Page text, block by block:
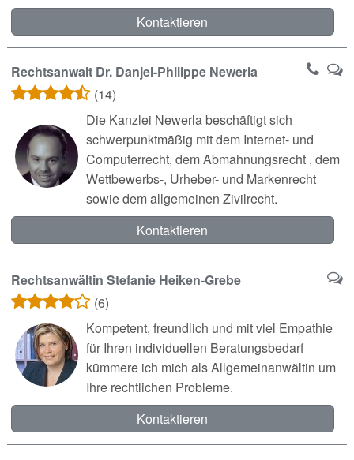
Kontaktieren
Rechtsanwalt Dr. Danjel-Philippe Newerla
(14)
Die Kanzlei Newerla beschäftigt sich
schwerpunktmäßig mit dem Internet- und
Computerrecht, dem Abmahnungsrecht , dem
Wettbewerbs-, Urheber- und Markenrecht
sowie dem allgemeinen Zivilrecht.
Kontaktieren
Rechtsanwältin Stefanie Heiken-Grebe
(6)
Kompetent, freundlich und mit viel Empathie
für Ihren individuellen Beratungsbedarf
kümmere ich mich als Allgemeinanwältin um
Ihre rechtlichen Probleme.
Kontaktieren